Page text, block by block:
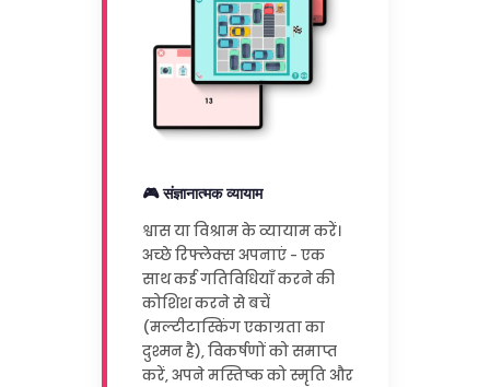
🎮 संज्ञानात्मक व्यायाम
श्वास या विश्राम के व्यायाम करें।
अच्छे रिफ्लेक्स अपनाएं - एक
साथ कई गतिविधियाँ करने की
कोशिश करने से बचें
(मल्टीटास्किंग एकाग्रता का
दुश्मन है), विकर्षणों को समाप्त
करें, अपने मस्तिष्क को स्मृति और